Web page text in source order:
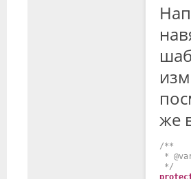
же
/**
*
*/